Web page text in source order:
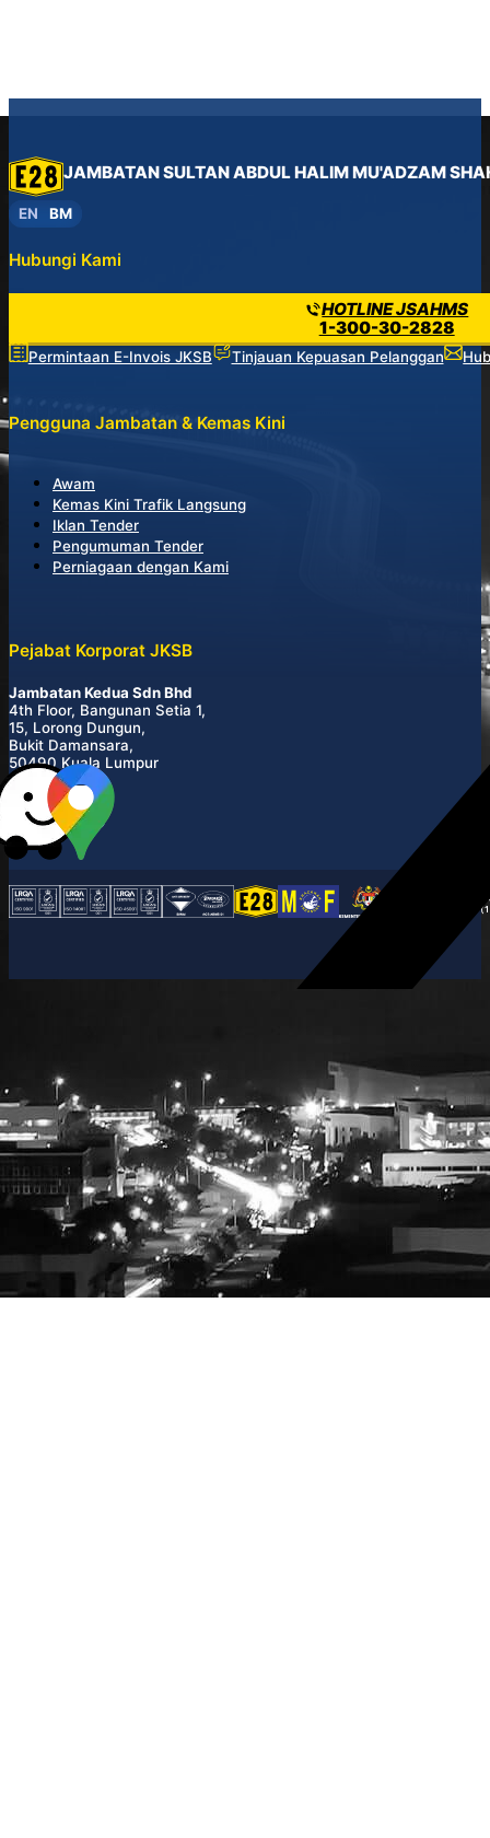
JAMBATAN SULTAN ABDUL HALIM MU'ADZAM
EN BM
Hubungi Kami
HOTLINE JSAHMS
1-300-30-2828
Permintaan E-Invois JKSB Tinjauan Kepuasan Pelanggan
Pengguna Jambatan & Kemas Kini
Awam
Kemas Kini Trafik Langsung
Iklan Tender
Pengumuman Tender
Perniagaan dengan Kami
Pejabat Korporat JKSB
Jambatan Kedua Sdn Bhd
4th Floor, Bangunan Setia 1,
15, Lorong Dungun,
Bukit Damansara,
50490 Kuala Lumpur